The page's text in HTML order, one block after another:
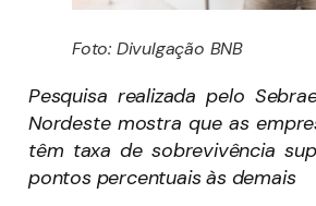
Foto: Divulgação BNB
Pesquisa realizada pelo
Nordeste mostra que as
têm taxa de sobrevivência
pontos percentuais às demais